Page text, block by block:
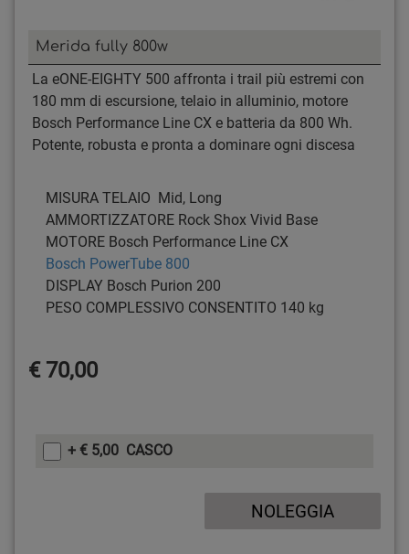
Merida fully 800w
La eONE-EIGHTY 500 affronta i trail più estremi con
180 mm di escursione, telaio in alluminio, motore
Bosch Performance Line CX e batteria da 800 Wh.
Potente, robusta e pronta a dominare ogni discesa
MISURA TELAIO Mid, Long
AMMORTIZZATORE Rock Shox Vivid Base
MOTORE Bosch Performance Line CX
Bosch PowerTube 800
DISPLAY Bosch Purion 200
PESO COMPLESSIVO CONSENTITO 140 kg
€ 70,00
+ € 5,00 CASCO